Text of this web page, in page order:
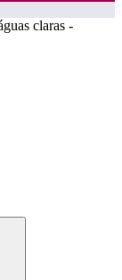
claras -